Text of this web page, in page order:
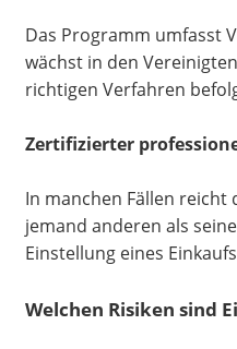
Das Programm umfasst
wächst in den
richtigen Verfahren
Zertifizierter
In manchen Fällen reicht
jemand anderen als
Einstellung eines
Welchen Risiken sind